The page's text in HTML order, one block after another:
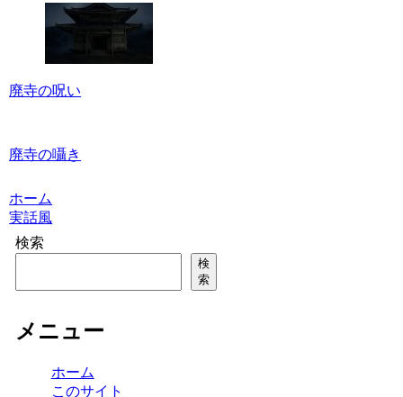
廃寺の呪い
廃寺の囁き
ホーム
実話風
検索
検
索
メニュー
ホーム
このサイト